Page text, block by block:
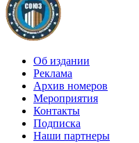
Об издании
Реклама
Архив номеров
Мероприятия
Контакты
Подписка
Наши партнеры